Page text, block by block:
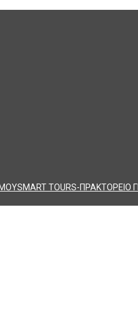
SMART TOURS-ΠΡΑΚΤΟΡΕΙΟ